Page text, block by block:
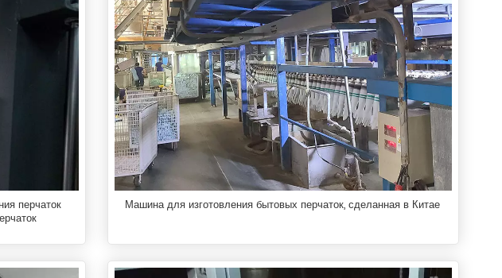
перчаток
Машина для изготовления бытовых перчаток, сделанная в Китае